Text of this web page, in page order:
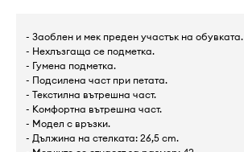
- Заоблен и мек преден участък на обувката.
- Нехлъзгаща се подметка.
- Гумена подметка.
- Подсилена част при петата.
- Текстилна вътрешна част.
- Комфортна вътрешна част.
- Модел с връзки.
- Дължина на стелката: 26,5 cm.